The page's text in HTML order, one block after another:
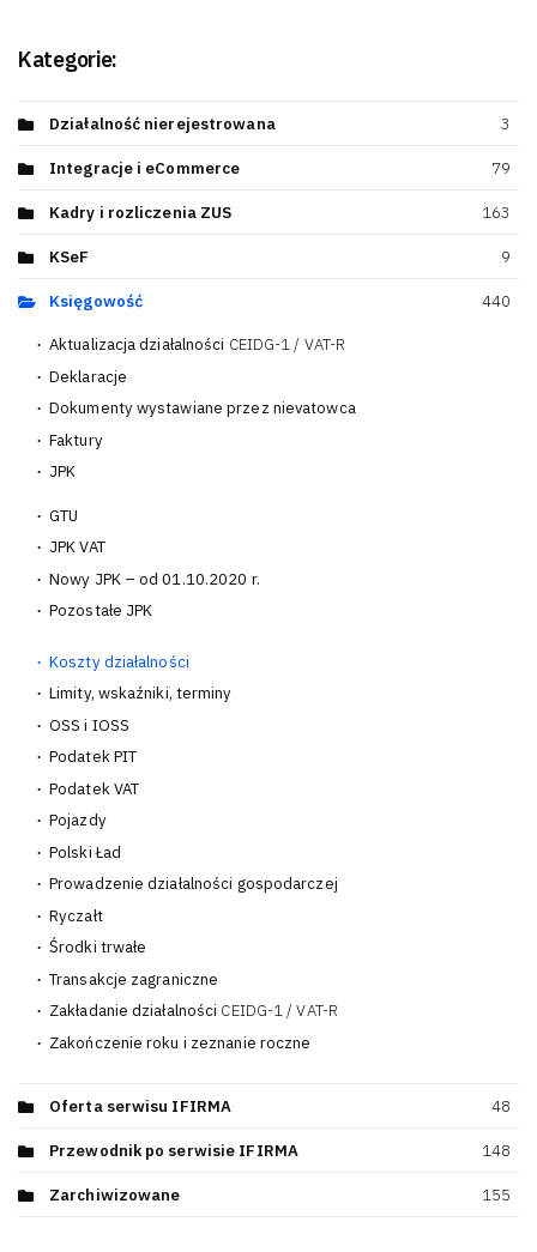
Kategorie:
Działalność nierejestrowana 3
Integracje i eCommerce 79
Kadry i rozliczenia ZUS 163
KSeF 9
Księgowość 440
Aktualizacja działalności CEIDG-1 / VAT-R
Deklaracje
Dokumenty wystawiane przez nievatowca
Faktury
JPK
GTU
JPK VAT
Nowy JPK – od 01.10.2020 r.
Pozostałe JPK
Koszty działalności
Limity, wskaźniki, terminy
OSS i IOSS
Podatek PIT
Podatek VAT
Pojazdy
Polski Ład
Prowadzenie działalności gospodarczej
Ryczałt
Środki trwałe
Transakcje zagraniczne
Zakładanie działalności CEIDG-1 / VAT-R
Zakończenie roku i zeznanie roczne
Oferta serwisu IFIRMA 48
Przewodnik po serwisie IFIRMA 148
Zarchiwizowane 155